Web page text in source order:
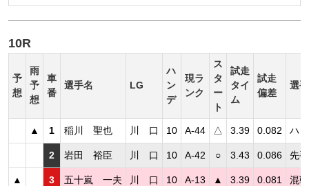
10R
予
想
雨
予
想
車
番
選手名 LG
ハ
ン
デ
現ラ
ンク
ス
タ
ー
ト
試走
タイ
ム
試走
偏差
選
▲ 1 稲川 聖也 川 口 10 A-44 △ 3.39 0.082 ハ
2 岩田 裕臣 川 口 10 A-42 ○ 3.43 0.086 先
▲ 3 五十嵐 一夫 川 口 10 A-13 ▲ 3.39 0.081 混